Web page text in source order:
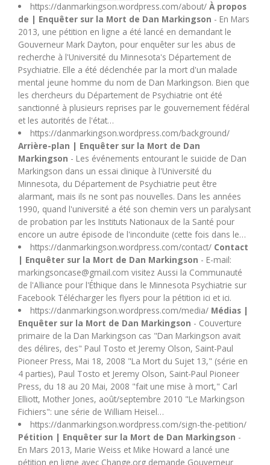
S
T
U
W
X
Y
Z
https://danmarkingson.wordpress.com/about/ À propos
de | Enquêter sur la Mort de Dan Markingson - En Mars
2013, une pétition en ligne a été lancé en demandant le
Gouverneur Mark Dayton, pour enquêter sur les abus de
recherche à l'Université du Minnesota's Département de
Psychiatrie. Elle a été déclenchée par la mort d'un malade
mental jeune homme du nom de Dan Markingson. Bien que
les chercheurs du Département de Psychiatrie ont été
sanctionné à plusieurs reprises par le gouvernement fédéral
et les autorités de l'état…
https://danmarkingson.wordpress.com/background/
Arrière-plan | Enquêter sur la Mort de Dan
Markingson - Les événements entourant le suicide de Dan
Markingson dans un essai clinique à l'Université du
Minnesota, du Département de Psychiatrie peut être
alarmant, mais ils ne sont pas nouvelles. Dans les années
1990, quand l'université a été son chemin vers un paralysant
de probation par les Instituts Nationaux de la Santé pour
encore un autre épisode de l'inconduite (cette fois dans le…
https://danmarkingson.wordpress.com/contact/ Contact
| Enquêter sur la Mort de Dan Markingson - E-mail:
markingsoncase@gmail.com visitez Aussi la Communauté
de l'Alliance pour l'Éthique dans le Minnesota Psychiatrie sur
Facebook Télécharger les flyers pour la pétition ici et ici.
https://danmarkingson.wordpress.com/media/ Médias |
Enquêter sur la Mort de Dan Markingson - Couverture
primaire de la Dan Markingson cas "Dan Markingson avait
des délires, des" Paul Tosto et Jeremy Olson, Saint-Paul
Pioneer Press, Mai 18, 2008 "La Mort du Sujet 13," (série en
4 parties), Paul Tosto et Jeremy Olson, Saint-Paul Pioneer
Press, du 18 au 20 Mai, 2008 "fait une mise à mort," Carl
Elliott, Mother Jones, août/septembre 2010 "Le Markingson
Fichiers": une série de William Heisel…
https://danmarkingson.wordpress.com/sign-the-petition/
Pétition | Enquêter sur la Mort de Dan Markingson -
En Mars 2013, Marie Weiss et Mike Howard a lancé une
pétition en ligne avec Change.org demande Gouverneur